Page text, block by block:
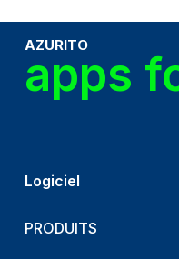
AZURITO
apps
Logiciel
PRODUITS